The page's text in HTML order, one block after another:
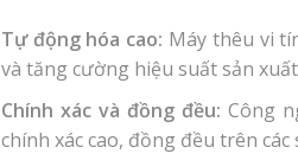
Tự động hóa cao: Máy thêu vi
và tăng cường hiệu suất sản
Chính xác và đồng đều: Công
chính xác cao, đồng đều trên các